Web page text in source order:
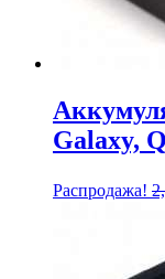
Galaxy,
Распродажа!